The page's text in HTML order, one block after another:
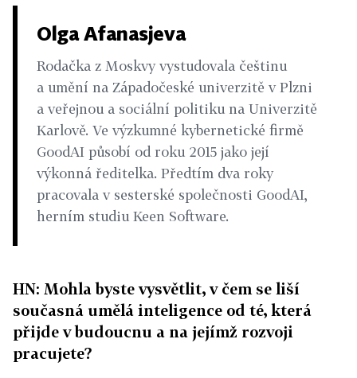
Olga Afanasjeva
Rodačka z Moskvy vystudovala češtinu
a umění na Západočeské univerzitě v Plzni
a veřejnou a sociální politiku na Univerzitě
Karlově. Ve výzkumné kybernetické firmě
GoodAI působí od roku 2015 jako její
výkonná ředitelka. Předtím dva roky
pracovala v sesterské společnosti GoodAI,
herním studiu Keen Software.
HN: Mohla byste vysvětlit, v čem se liší
současná umělá inteligence od té, která
přijde v budoucnu a na jejímž rozvoji
pracujete?